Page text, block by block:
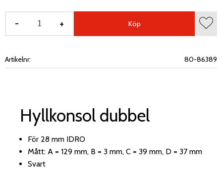
+
- Köp
Artikelnr 80-86389
Hyllkonsol dubbel
För 28 mm IDRO
Mått: A = 129 mm, B = 3 mm, C = 39 mm, D = 37 mm
Svart